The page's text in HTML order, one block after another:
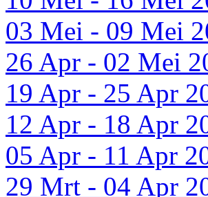
03 Mei - 09 Mei
26 Apr - 02 Mei
19 Apr - 25 Apr
12 Apr - 18 Apr
05 Apr - 11 Apr
29 Mrt - 04 Apr